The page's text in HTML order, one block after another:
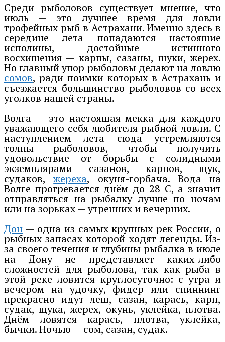
Среди рыболовов существует мнение, что
июль — это лучшее время для ловли
трофейных рыб в Астрахани. Именно здесь в
середине лета попадаются настоящие
исполины, достойные истинного
восхищения — карпы, сазаны, щуки, жерех.
Но главный упор рыболовы делают на ловлю
сомов, ради поимки которых в Астрахань и
съезжается большинство рыболовов со всех
уголков нашей страны.
Волга — это настоящая мекка для каждого
уважающего себя любителя рыбной ловли. С
наступлением лета сюда устремляются
толпы рыболовов, чтобы получить
удовольствие от борьбы с солидными
экземплярами сазанов, карпов, щук,
судаков,жереха, окуня-горбача. Вода на
Волге прогревается днём до 28 С, а значит
отправляться на рыбалку лучше по ночам
или на зорьках — утренних и вечерних.
Дон — одна из самых крупных рек России, о
рыбных запасах которой ходят легенды. Из-
за своего течения и глубины рыбалка в июле
на Дону не представляет каких-либо
сложностей для рыболова, так как рыба в
этой реке ловится круглосуточно: с утра и
вечером на удочку, фидер или спиннинг
прекрасно идут лещ, сазан, карась, карп,
судак, щука, жерех, окунь, уклейка, плотва.
Днём ловятся карась, плотва, уклейка,
бычки. Ночью — сом, сазан, судак.